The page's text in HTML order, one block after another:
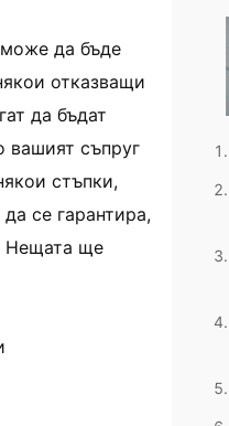
да бъде
отказващи
да бъдат
вашият съпруг
стъпки,
се гарантира,
Нещата ще